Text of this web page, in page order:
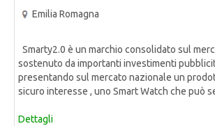
Emilia Romagna
Smarty2.0 è un marchio consolidato sul
sostenuto da importanti investimenti
presentando sul mercato nazionale un
sicuro interesse , uno Smart Watch che può
Dettagli